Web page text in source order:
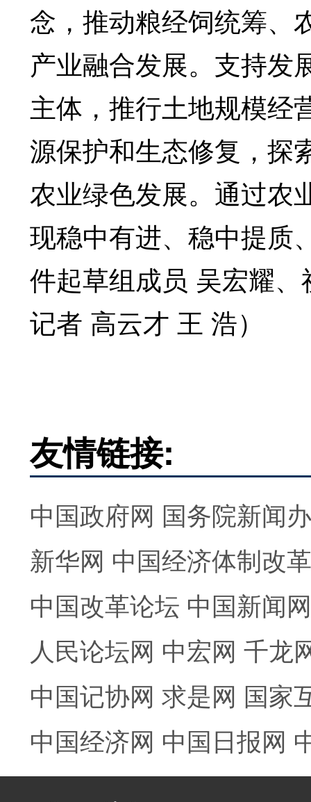
念，推动粮经饲统筹、
产业融合发展。支持发
主体，推行土地规模经
源保护和生态修复，探
农业绿色发展。通过农
现稳中有进、稳中提质
件起草组成员 吴宏耀
记者 高云才 王 浩）
友情链接:
中国政府网 国务院新闻
新华网 中国经济体制改
中国改革论坛 中国新闻网
人民论坛网 中宏网 千龙
中国记协网 求是网 国家
中国经济网 中国日报网